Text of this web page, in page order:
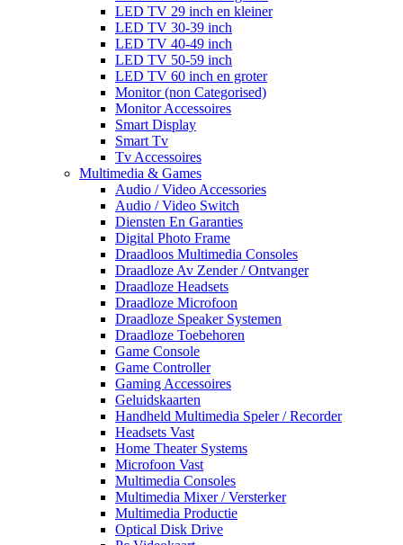
LED TV 29 inch en kleiner
LED TV 30-39 inch
LED TV 40-49 inch
LED TV 50-59 inch
LED TV 60 inch en groter
Monitor (non Categorised)
Monitor Accessoires
Smart Display
Smart Tv
Tv Accessoires
Multimedia & Games
Audio / Video Accessories
Audio / Video Switch
Diensten En Garanties
Digital Photo Frame
Draadloos Multimedia Consoles
Draadloze Av Zender / Ontvanger
Draadloze Headsets
Draadloze Microfoon
Draadloze Speaker Systemen
Draadloze Toebehoren
Game Console
Game Controller
Gaming Accessoires
Geluidskaarten
Handheld Multimedia Speler / Recorder
Headsets Vast
Home Theater Systems
Microfoon Vast
Multimedia Consoles
Multimedia Mixer / Versterker
Multimedia Productie
Optical Disk Drive